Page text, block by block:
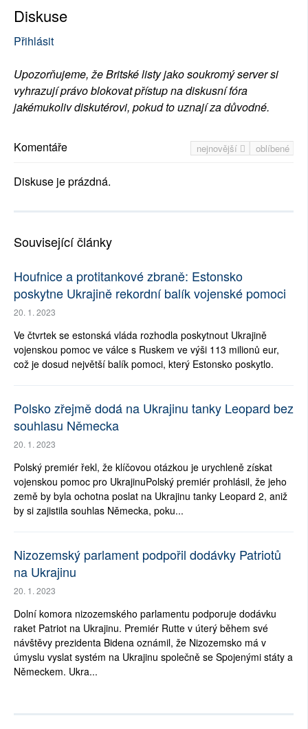
Diskuse
Přihlásit
Upozorňujeme, že Britské listy jako soukromý server si
vyhrazují právo blokovat přístup na diskusní fóra
jakémukoliv diskutérovi, pokud to uznají za důvodné.
nejnovější oblíbené
Komentáře
Diskuse je prázdná.
Související články
Houfnice a protitankové zbraně: Estonsko
poskytne Ukrajině rekordní balík vojenské pomoci
20. 1. 2023
Ve čtvrtek se estonská vláda rozhodla poskytnout Ukrajině
vojenskou pomoc ve válce s Ruskem ve výši 113 milionů eur,
což je dosud největší balík pomoci, který Estonsko poskytlo.
Polsko zřejmě dodá na Ukrajinu tanky Leopard bez
souhlasu Německa
20. 1. 2023
Polský premiér řekl, že klíčovou otázkou je urychleně získat
vojenskou pomoc pro UkrajinuPolský premiér prohlásil, že jeho
země by byla ochotna poslat na Ukrajinu tanky Leopard 2, aniž
by si zajistila souhlas Německa, poku...
Nizozemský parlament podpořil dodávky Patriotů
na Ukrajinu
20. 1. 2023
Dolní komora nizozemského parlamentu podporuje dodávku
raket Patriot na Ukrajinu. Premiér Rutte v úterý během své
návštěvy prezidenta Bidena oznámil, že Nizozemsko má v
úmyslu vyslat systém na Ukrajinu společně se Spojenými státy a
Německem. Ukra...